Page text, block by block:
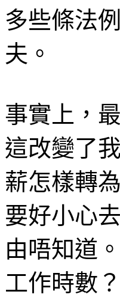
多些條法
夫。
事實上，
這改變了
薪怎樣轉
要好小心
由唔知道
工作時數